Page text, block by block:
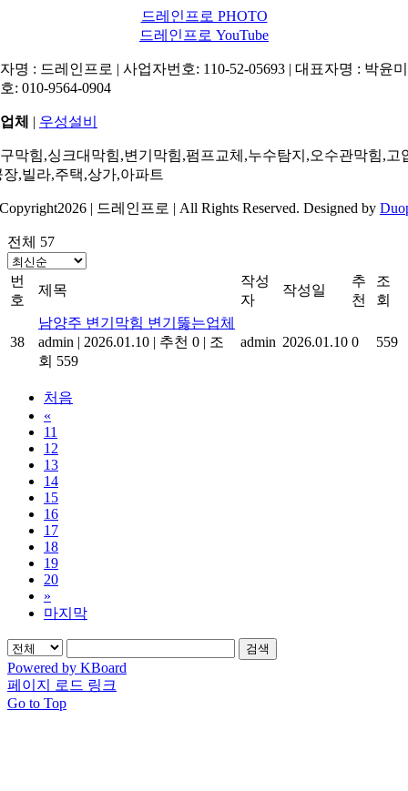
드레인프로 PHOTO
드레인프로 YouTube
명 : 드레인프로 | 사업자번호: 110-52-05693 | 대표자명 : 박윤
: 010-9564-0904
체 | 우성설비
막힘,싱크대막힘,변기막힘,펌프교체,누수탐지,오수관막힘,고
장,빌라,주택,상가,아파트
| 드레인프로 | All Rights Reserved. Designed by
전체 57
번
호
제목
작성
자
작성일
추
천
조
회
38
남양주 변기막힘 변기뚫는업체
admin | 2026.01.10 | 추천 0 | 조
회 559
admin 2026.01.10 0 559
처음
«
11
12
13
14
15
16
17
18
19
20
»
마지막
검색
Powered by KBoard
페이지 로드 링크
Go to Top